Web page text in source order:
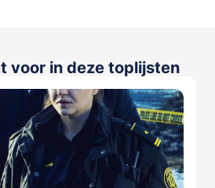
voor in deze toplijsten